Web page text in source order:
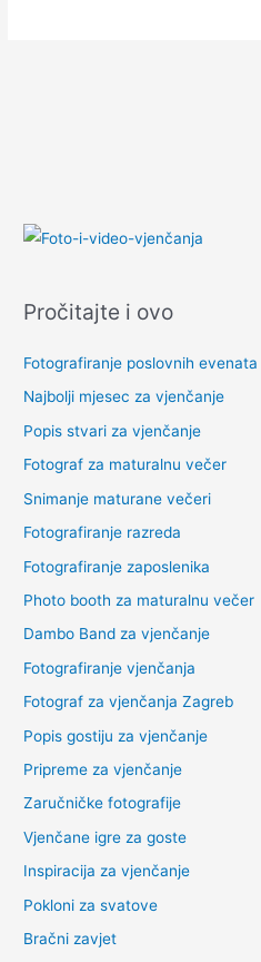
Pročitajte i ovo
Fotografiranje poslovnih evenata
Najbolji mjesec za vjenčanje
Popis stvari za vjenčanje
Fotograf za maturalnu večer
Snimanje maturane večeri
Fotografiranje razreda
Fotografiranje zaposlenika
Photo booth za maturalnu večer
Dambo Band za vjenčanje
Fotografiranje vjenčanja
Fotograf za vjenčanja Zagreb
Popis gostiju za vjenčanje
Pripreme za vjenčanje
Zaručničke fotografije
Vjenčane igre za goste
Inspiracija za vjenčanje
Pokloni za svatove
Bračni zavjet